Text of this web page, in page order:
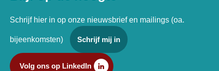
Schrijf hier in op onze nieuwsbrief en mailings (oa.
bijeenkomsten) Schrijf mij in
Volg ons op LinkedIn